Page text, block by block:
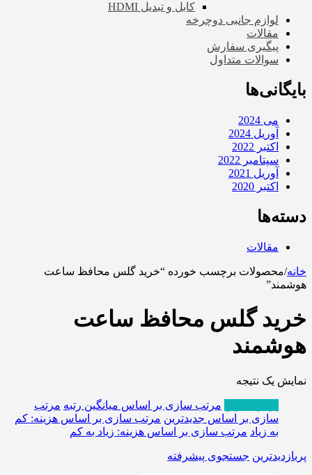
کابل و تبدیل HDMI
لوازم جانبی دوچرخه
مقالات
پیگیری سفارش
سوالات متداول
بایگانی‌ها
می 2024
آوریل 2024
اکتبر 2022
سپتامبر 2022
آوریل 2021
اکتبر 2020
دسته‌ها
مقالات
خانه/محصولات برچسب خورده “خرید گلس محافظ ساعت
هوشمند”
خرید گلس محافظ ساعت
هوشمند
نمایش یک نتیجه
مرتب سازی بر اساس میانگین رتبه مرتب
سازی بر اساس جدیدترین مرتب سازی بر اساس هزینه: کم
به زیاد مرتب سازی بر اساس هزینه: زیاد به کم
پربازدیدترین جستجوی پیشرفته